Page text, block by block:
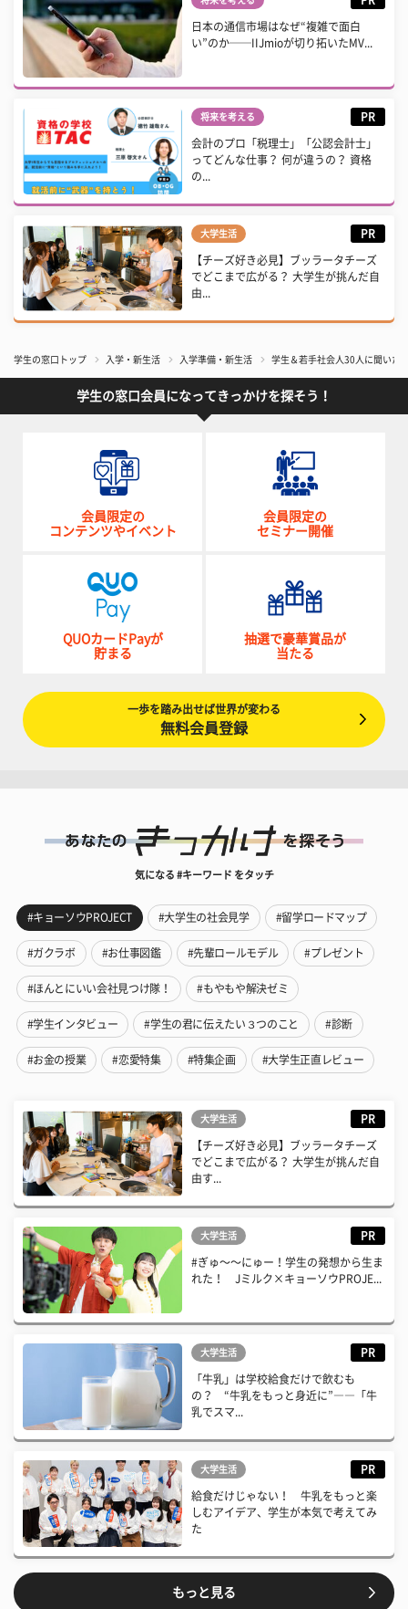
日本の通信市場はなぜ“複雑で面白
い”のか──IIJmioが切り拓いたMV...
将来を考える PR
会計のプロ「税理士」「公認会計士」
ってどんな仕事？ 何が違うの？ 資格
の...
大学生活 PR
【チーズ好き必見】ブッラータチーズ
でどこまで広がる？ 大学生が挑んだ自
由...
学生の窓口トップ 入学・新生活 入学準備・新生活 学生＆若手社会人30人に聞いた
学生の窓口会員になってきっかけを探そう！
会員限定の
コンテンツやイベント
会員限定の
セミナー開催
QUOカードPayが
貯まる
抽選で豪華賞品が
当たる
一歩を踏み出せば世界が変わる
無料会員登録
気になる #キーワード をタッチ
#キョーソウPROJECT #大学生の社会見学 #留学ロードマップ
#ガクラボ #お仕事図鑑 #先輩ロールモデル #プレゼント
#ほんとにいい会社見つけ隊！ #もやもや解決ゼミ
#学生インタビュー #学生の君に伝えたい３つのこと #診断
#お金の授業 #恋愛特集 #特集企画 #大学生正直レビュー
大学生活 PR
【チーズ好き必見】ブッラータチーズ
でどこまで広がる？ 大学生が挑んだ自
由す...
大学生活 PR
#ぎゅ〜〜にゅー！学生の発想から生ま
れた！ Jミルク×キョーソウPROJE...
大学生活 PR
「牛乳」は学校給食だけで飲むも
の？ “牛乳をもっと身近に”――「牛
乳でスマ...
大学生活 PR
給食だけじゃない！ 牛乳をもっと楽
しむアイデア、学生が本気で考えてみ
た
もっと見る